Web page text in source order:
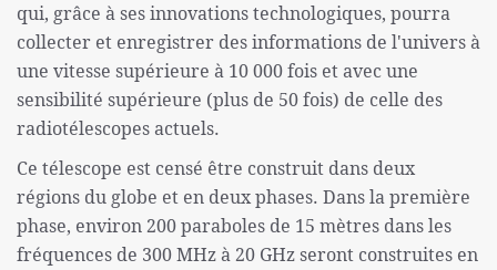
qui, grâce à ses innovations technologiques, pourra
collecter et enregistrer des informations de l'univers à
une vitesse supérieure à 10 000 fois et avec une
sensibilité supérieure (plus de 50 fois) de celle des
radiotélescopes actuels.
Ce télescope est censé être construit dans deux
régions du globe et en deux phases. Dans la première
phase, environ 200 paraboles de 15 mètres dans les
fréquences de 300 MHz à 20 GHz seront construites en